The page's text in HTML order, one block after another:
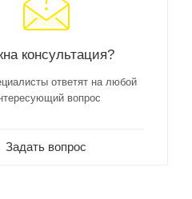
консультация?
ответят на любой
вопрос
Задать вопрос